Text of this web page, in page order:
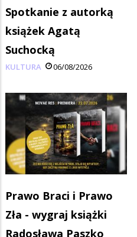
Spotkanie z autorką
książek Agatą
Suchocką
KULTURA 06/08/2026
Prawo Braci i Prawo
Zła - wygraj książki
Radosława Paszko